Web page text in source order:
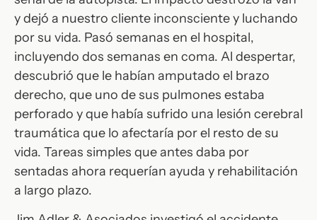
y dejó a nuestro cliente inconsciente y luchando
por su vida. Pasó semanas en el hospital,
incluyendo dos semanas en coma. Al despertar,
descubrió que le habían amputado el brazo
derecho, que uno de sus pulmones estaba
perforado y que había sufrido una lesión cerebral
traumática que lo afectaría por el resto de su
vida. Tareas simples que antes daba por
sentadas ahora requerían ayuda y rehabilitación
a largo plazo.